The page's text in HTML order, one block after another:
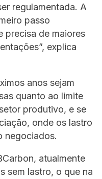
regulamentada. A
passo
precisa de maiores
explica
anos sejam
quanto ao limite
produtivo, e se
onde os lastro
negociados.
atualmente
sem lastro, o que na